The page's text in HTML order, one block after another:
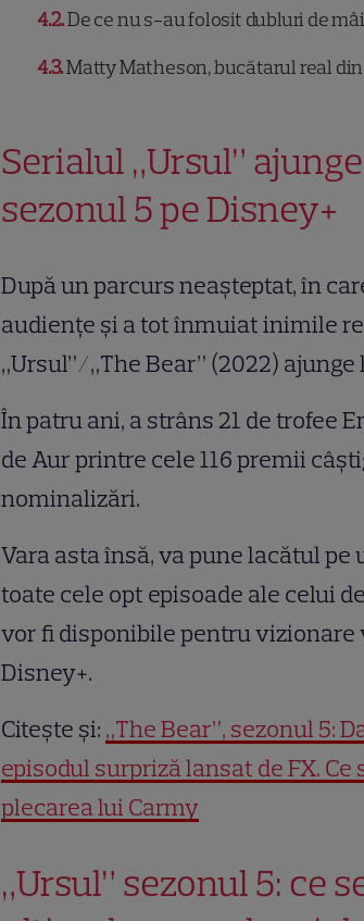
4.2 De ce nu s-au folosit dubluri de
4.3 Matty Matheson, bucătarul real
Serialul „Ursul”
sezonul 5 pe Disney+
După un parcurs neașteptat, în
audiențe și a tot înmuiat inimile
„Ursul”/„The Bear” (2022) ajunge
În patru ani, a strâns 21 de trofee
de Aur printre cele 116 premii
nominalizări.
Vara asta însă, va pune lacătul
toate cele opt episoade ale celui
vor fi disponibile pentru vizionare
Disney+.
Citește și: „The Bear”, sezonul 5:
episodul surpriză lansat de FX.
plecarea lui Carmy
„Ursul” sezonul 5: ce